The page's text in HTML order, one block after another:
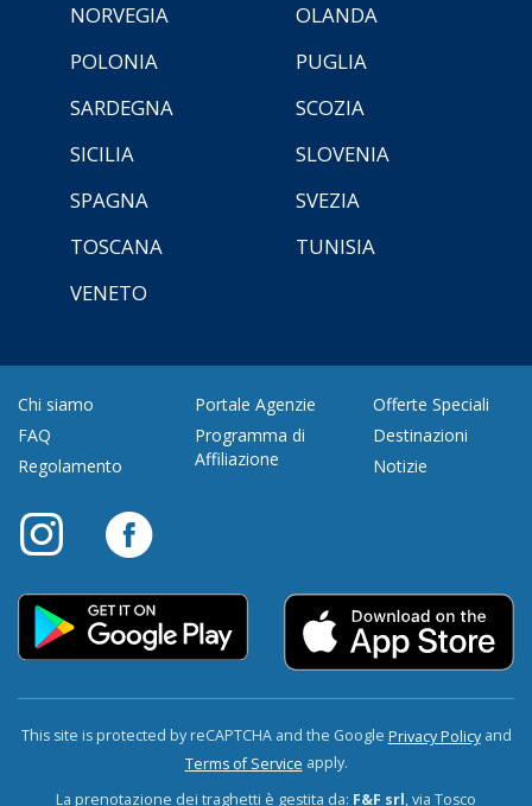
NORVEGIA
OLANDA
POLONIA
PUGLIA
SARDEGNA
SCOZIA
SICILIA
SLOVENIA
SPAGNA
SVEZIA
TOSCANA
TUNISIA
VENETO
Chi siamo
FAQ
Regolamento
Portale Agenzie
Programma di
Affiliazione
Offerte Speciali
Destinazioni
Notizie
This site is protected by reCAPTCHA and the Google Privacy Policyand
Terms of Service apply.
La prenotazione dei traghetti è gestita da: F&F srl, via Tosco